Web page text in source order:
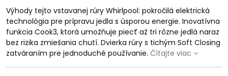
Výhody tejto vstavanej rúry Whirlpool: pokročilá elektrická
technológia pre prípravu jedla s úsporou energie. Inovatívna
funkcia Cook3, ktorá umožňuje piecť až tri rôzne jedlá naraz
bez rizika zmiešania chutí. Dvierka rúry s tichým Soft Closing
zatváraním pre jednoduché používanie. Čítajte viac